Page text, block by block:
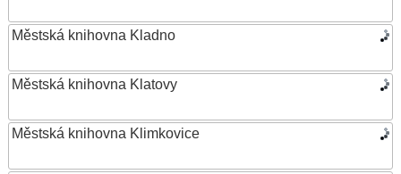
Městská knihovna Kladno
Městská knihovna Klatovy
Městská knihovna Klimkovice